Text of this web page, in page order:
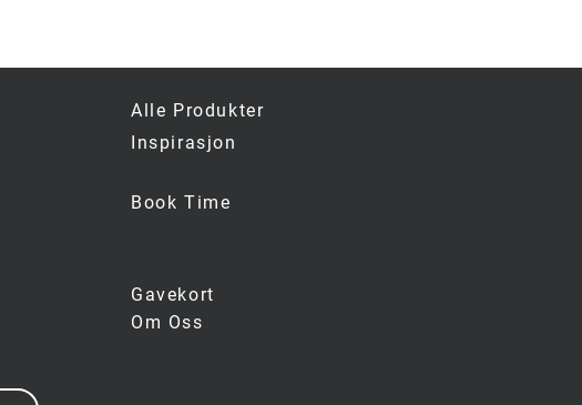
Alle Produkter
Book Time
Gavekort
Om Oss
Inspirasjon